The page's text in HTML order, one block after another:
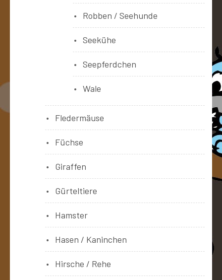
Robben / Seehunde
Seekühe
Seepferdchen
Wale
Fledermäuse
Füchse
Giraffen
Gürteltiere
Hamster
Hasen / Kaninchen
Hirsche / Rehe